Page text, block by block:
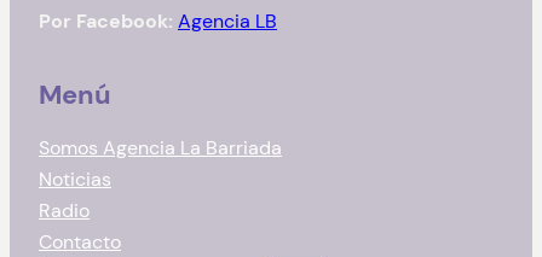
Por Facebook: Agencia LB
Menú
Somos Agencia La Barriada
Noticias
Radio
Contacto